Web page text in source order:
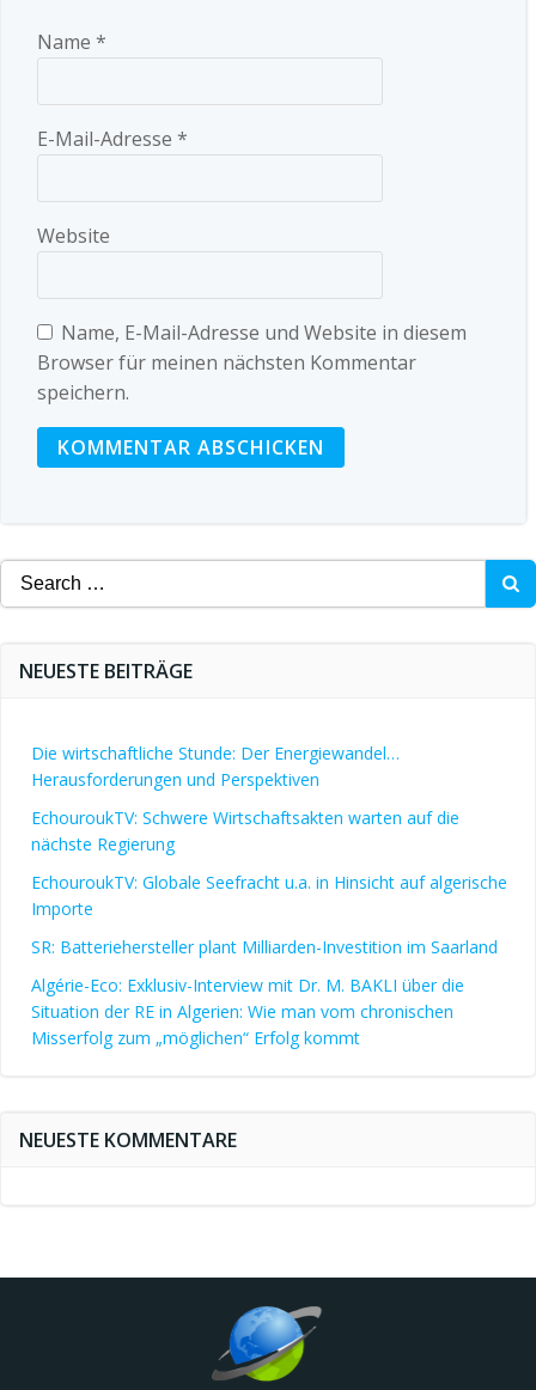
Name *
E-Mail-Adresse *
Website
Name, E-Mail-Adresse und Website in diesem
Browser für meinen nächsten Kommentar
speichern.
Search
for:
NEUESTE BEITRÄGE
Die wirtschaftliche Stunde: Der Energiewandel…
Herausforderungen und Perspektiven
EchouroukTV: Schwere Wirtschaftsakten warten auf die
nächste Regierung
EchouroukTV: Globale Seefracht u.a. in Hinsicht auf algerische
Importe
SR: Batteriehersteller plant Milliarden-Investition im Saarland
Algérie-Eco: Exklusiv-Interview mit Dr. M. BAKLI über die
Situation der RE in Algerien: Wie man vom chronischen
Misserfolg zum „möglichen“ Erfolg kommt
NEUESTE KOMMENTARE